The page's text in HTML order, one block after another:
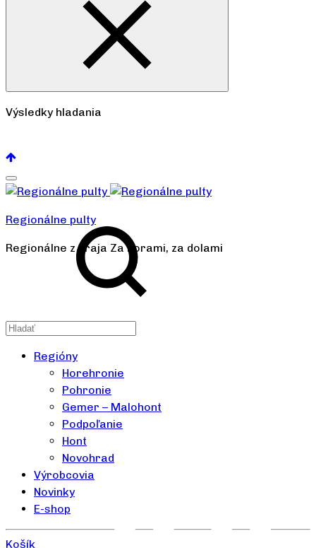
Výsledky hladania
Regionálne pulty
Regionálne z kraja Za horami, za dolami
Regióny
Horehronie
Pohronie
Gemer – Malohont
Podpoľanie
Hont
Novohrad
Výrobcovia
Novinky
E-shop
Košík